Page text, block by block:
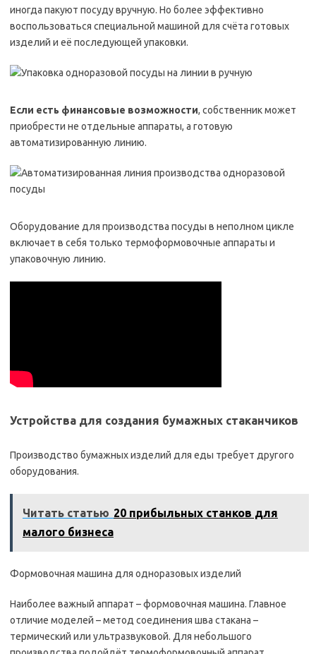
иногда пакуют посуду вручную. Но более эффективно
воспользоваться специальной машиной для счёта готовых
изделий и её последующей упаковки.
Если есть финансовые возможности, собственник может
приобрести не отдельные аппараты, а готовую
автоматизированную линию.
Оборудование для производства посуды в неполном цикле
включает в себя только термоформовочные аппараты и
упаковочную линию.
Устройства для создания бумажных стаканчиков
Производство бумажных изделий для еды требует другого
оборудования.
Читать статью 20 прибыльных станков для
малого бизнеса
Формовочная машина для одноразовых изделий
Наиболее важный аппарат – формовочная машина. Главное
отличие моделей – метод соединения шва стакана –
термический или ультразвуковой. Для небольшого